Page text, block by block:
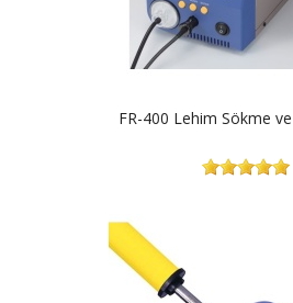
FR-400 Lehim Sökme